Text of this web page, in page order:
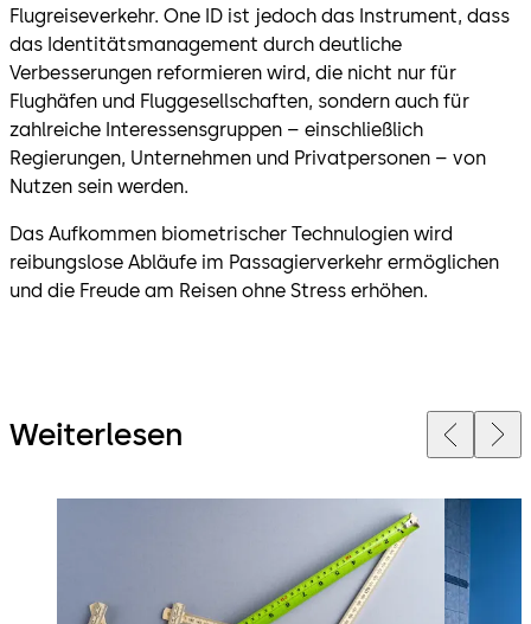
Flugreiseverkehr. One ID ist jedoch das Instrument, dass
das Identitätsmanagement durch deutliche
Verbesserungen reformieren wird, die nicht nur für
Flughäfen und Fluggesellschaften, sondern auch für
zahlreiche Interessensgruppen – einschließlich
Regierungen, Unternehmen und Privatpersonen – von
Nutzen sein werden.
Das Aufkommen biometrischer Technulogien wird
reibungslose Abläufe im Passagierverkehr ermöglichen
und die Freude am Reisen ohne Stress erhöhen.
Weiterlesen